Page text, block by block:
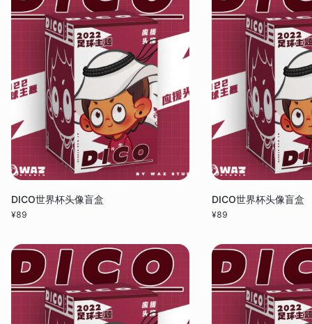
DICO世界杯头像盲盒
¥89
DICO世界杯头像盲盒
¥89